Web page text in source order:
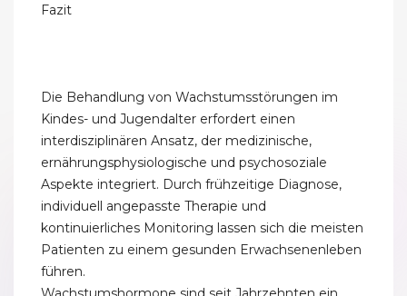
Fazit
Die Behandlung von Wachstumsstörungen im
Kindes- und Jugendalter erfordert einen
interdisziplinären Ansatz, der medizinische,
ernährungsphysiologische und psychosoziale
Aspekte integriert. Durch frühzeitige Diagnose,
individuell angepasste Therapie und
kontinuierliches Monitoring lassen sich die meisten
Patienten zu einem gesunden Erwachsenenleben
führen.